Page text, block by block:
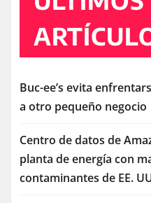
Buc-ee’s evita
a otro pequeño negocio
Centro de datos de
planta de energía con
contaminantes de EE.